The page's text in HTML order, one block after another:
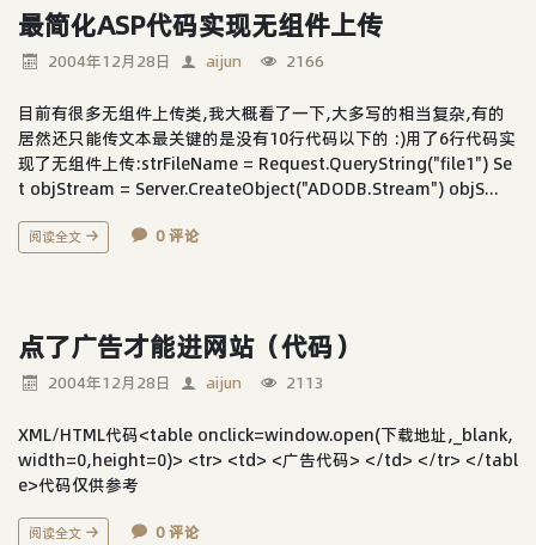
最简化ASP代码实现无组件上传
2004年12月28日 aijun 2166
目前有很多无组件上传类,我大概看了一下,大多写的相当复杂,有的
居然还只能传文本最关键的是没有10行代码以下的 :)用了6行代码实
现了无组件上传:strFileName = Request.QueryString("file1") Se
t objStream = Server.CreateObject("ADODB.Stream") objS...
阅读全文 0 评论
点了广告才能进网站（代码）
2004年12月28日 aijun 2113
XML/HTML代码<table onclick=window.open(下载地址,_blank,
width=0,height=0)> <tr> <td> <广告代码> </td> </tr> </tabl
e>代码仅供参考
阅读全文 0 评论